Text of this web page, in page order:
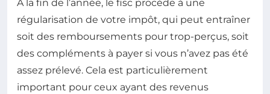
À la fin de l’année, le fisc procède à une
régularisation de votre impôt, qui peut entraîner
soit des remboursements pour trop-perçus, soit
des compléments à payer si vous n’avez pas été
assez prélevé. Cela est particulièrement
important pour ceux ayant des revenus